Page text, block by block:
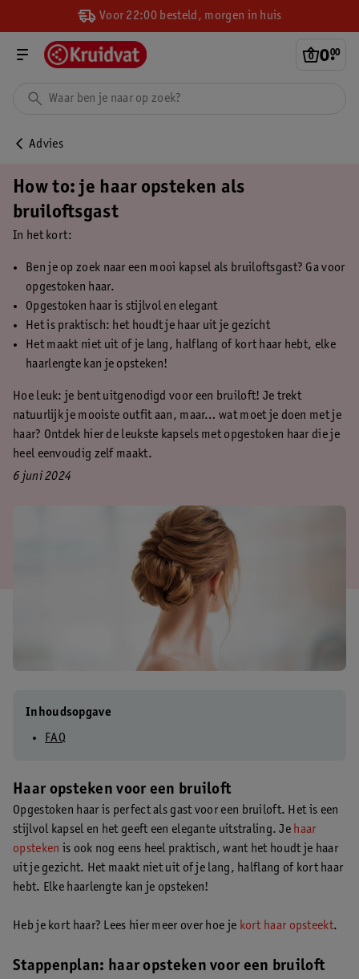
Voor 22:00 besteld, morgen in huis
0.
00
Advies
How to: je haar opsteken als
bruiloftsgast
In het kort:
Ben je op zoek naar een mooi kapsel als bruiloftsgast? Ga voor
opgestoken haar.
Opgestoken haar is stijlvol en elegant
Het is praktisch: het houdt je haar uit je gezicht
Het maakt niet uit of je lang, halflang of kort haar hebt, elke
haarlengte kan je opsteken!
Hoe leuk: je bent uitgenodigd voor een bruiloft! Je trekt
natuurlijk je mooiste outfit aan, maar… wat moet je doen met je
haar? Ontdek hier de leukste kapsels met opgestoken haar die je
heel eenvoudig zelf maakt.
6 juni 2024
Inhoudsopgave
FAQ
Haar opsteken voor een bruiloft
Opgestoken haar is perfect als gast voor een bruiloft. Het is een
stijlvol kapsel en het geeft een elegante uitstraling. Je haar
opsteken is ook nog eens heel praktisch, want het houdt je haar
uit je gezicht. Het maakt niet uit of je lang, halflang of kort haar
hebt. Elke haarlengte kan je opsteken!
Heb je kort haar? Lees hier meer over hoe je kort haar opsteekt.
Stappenplan: haar opsteken voor een bruiloft